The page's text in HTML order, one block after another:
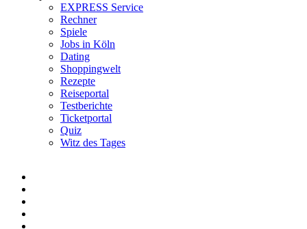
EXPRESS Service
Rechner
Spiele
Jobs in Köln
Dating
Shoppingwelt
Rezepte
Reiseportal
Testberichte
Ticketportal
Quiz
Witz des Tages